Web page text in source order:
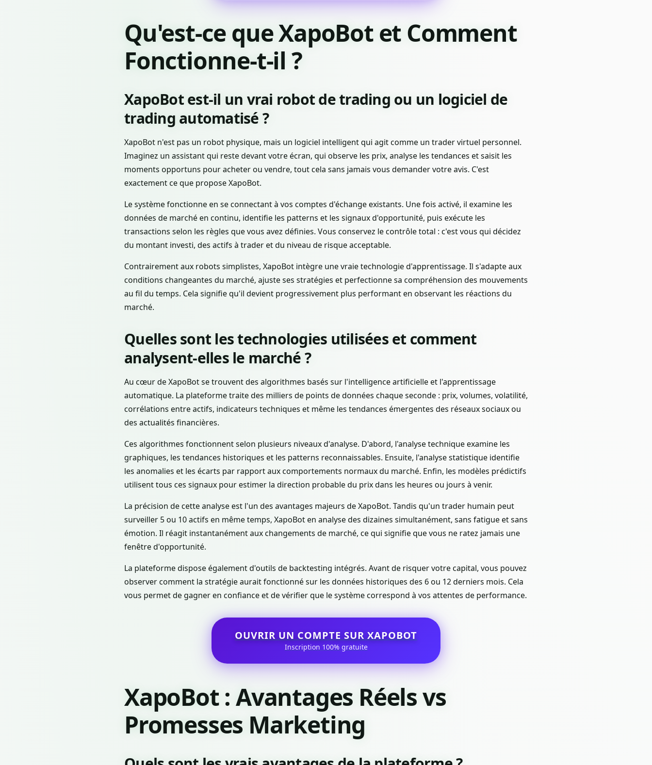
Qu'est-ce que XapoBot et Comment
Fonctionne-t-il ?
XapoBot est-il un vrai robot de trading ou un logiciel de
trading automatisé ?
XapoBot n'est pas un robot physique, mais un logiciel intelligent qui agit comme un trader virtuel personnel.
Imaginez un assistant qui reste devant votre écran, qui observe les prix, analyse les tendances et saisit les
moments opportuns pour acheter ou vendre, tout cela sans jamais vous demander votre avis. C'est
exactement ce que propose XapoBot.
Le système fonctionne en se connectant à vos comptes d'échange existants. Une fois activé, il examine les
données de marché en continu, identifie les patterns et les signaux d'opportunité, puis exécute les
transactions selon les règles que vous avez définies. Vous conservez le contrôle total : c'est vous qui décidez
du montant investi, des actifs à trader et du niveau de risque acceptable.
Contrairement aux robots simplistes, XapoBot intègre une vraie technologie d'apprentissage. Il s'adapte aux
conditions changeantes du marché, ajuste ses stratégies et perfectionne sa compréhension des mouvements
au fil du temps. Cela signifie qu'il devient progressivement plus performant en observant les réactions du
marché.
Quelles sont les technologies utilisées et comment
analysent-elles le marché ?
Au cœur de XapoBot se trouvent des algorithmes basés sur l'intelligence artificielle et l'apprentissage
automatique. La plateforme traite des milliers de points de données chaque seconde : prix, volumes, volatilité,
corrélations entre actifs, indicateurs techniques et même les tendances émergentes des réseaux sociaux ou
des actualités financières.
Ces algorithmes fonctionnent selon plusieurs niveaux d'analyse. D'abord, l'analyse technique examine les
graphiques, les tendances historiques et les patterns reconnaissables. Ensuite, l'analyse statistique identifie
les anomalies et les écarts par rapport aux comportements normaux du marché. Enfin, les modèles prédictifs
utilisent tous ces signaux pour estimer la direction probable du prix dans les heures ou jours à venir.
La précision de cette analyse est l'un des avantages majeurs de XapoBot. Tandis qu'un trader humain peut
surveiller 5 ou 10 actifs en même temps, XapoBot en analyse des dizaines simultanément, sans fatigue et sans
émotion. Il réagit instantanément aux changements de marché, ce qui signifie que vous ne ratez jamais une
fenêtre d'opportunité.
La plateforme dispose également d'outils de backtesting intégrés. Avant de risquer votre capital, vous pouvez
observer comment la stratégie aurait fonctionné sur les données historiques des 6 ou 12 derniers mois. Cela
vous permet de gagner en confiance et de vérifier que le système correspond à vos attentes de performance.
OUVRIR UN COMPTE SUR XAPOBOT
Inscription 100% gratuite
XapoBot : Avantages Réels vs
Promesses Marketing